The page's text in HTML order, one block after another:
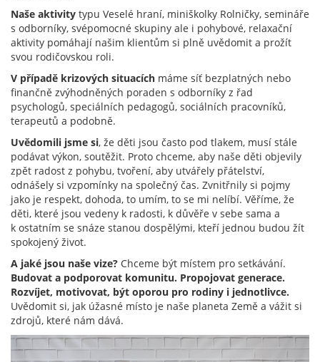
Naše aktivity typu Veselé hraní, miniškolky Rolničky, semináře
s odborníky, svépomocné skupiny ale i pohybové, relaxační
aktivity pomáhají našim klientům si plně uvědomit a prožít
svou rodičovskou roli.
V případě krizových situacích máme síť bezplatných nebo
finančně zvýhodněných poraden s odborníky z řad
psychologů, speciálních pedagogů, sociálních pracovníků,
terapeutů a podobně.
Uvědomili jsme si, že děti jsou často pod tlakem, musí stále
podávat výkon, soutěžit. Proto chceme, aby naše děti objevily
zpět radost z pohybu, tvoření, aby utvářely přátelství,
odnášely si vzpomínky na společný čas. Zvnitřnily si pojmy
jako je respekt, dohoda, to umím, to se mi nelíbí. Věříme, že
děti, které jsou vedeny k radosti, k důvěře v sebe sama a
k ostatním se snáze stanou dospělými, kteří jednou budou žít
spokojený život.
A jaké jsou naše vize? Chceme být místem pro setkávání.
Budovat a podporovat komunitu. Propojovat generace.
Rozvíjet, motivovat, být oporou pro rodiny i jednotlivce.
Uvědomit si, jak úžasné místo je naše planeta Země a vážit si
zdrojů, které nám dává.